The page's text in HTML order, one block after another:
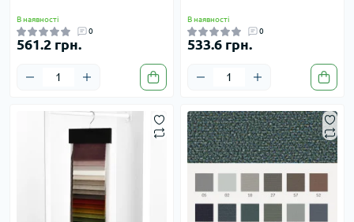
В наявності
0
561.2 грн.
В наявності
0
533.6 грн.